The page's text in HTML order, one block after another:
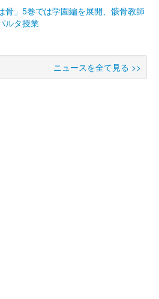
骨」5巻では学園編を展開、骸骨教師
ルタ授業
ニュースを全て見る >>